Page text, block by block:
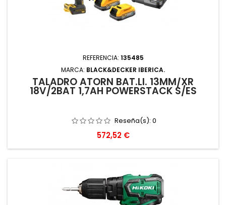
REFERENCIA: 135485
MARCA: BLACK&DECKER IBERICA.
TALADRO ATORN BAT.LI. 13MM/XR
18V/2BAT 1,7AH POWERSTACK S/ES
Reseña(s): 0
Precio
572,52 €